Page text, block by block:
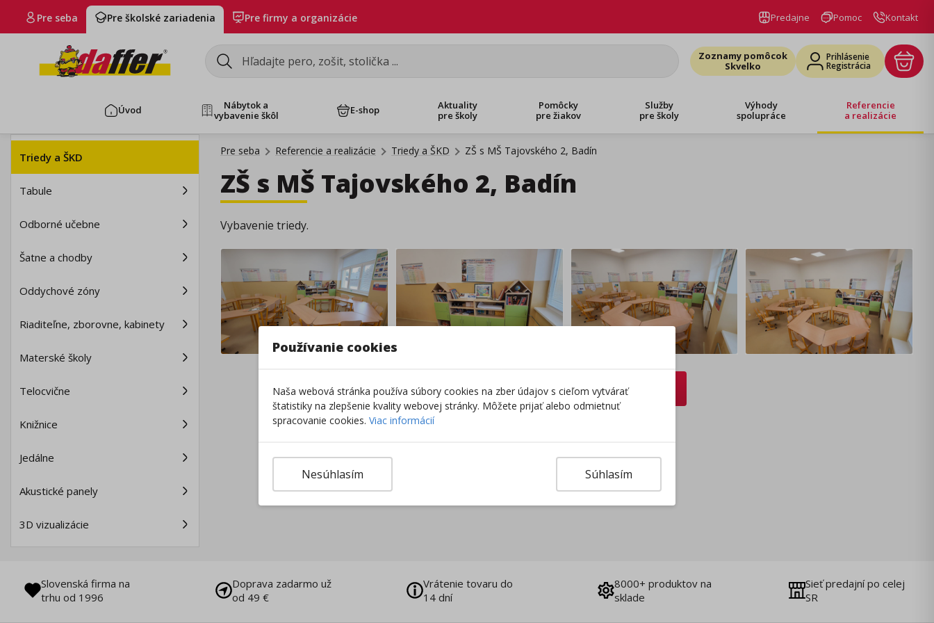
Pre seba Pre školské zariadenia Pre firmy a organizácie Predajne Pomoc Kontakt
Zoznamy pomôcok
Skvelko
Prihlásenie
Registrácia
Úvod
Nábytok a
vybavenie škôl
E-shop
Aktuality
pre školy
Pomôcky
pre žiakov
Služby
pre školy
Výhody
spolupráce
Referencie
a realizácie
Triedy a ŠKD
Tabule
Odborné učebne
Šatne a chodby
Oddychové zóny
Riaditeľne, zborovne, kabinety
Materské školy
Telocvične
Knižnice
Jedálne
Akustické panely
3D vizualizácie
Pre seba Referencie a realizácie Triedy a ŠKD ZŠ s MŠ Tajovského 2, Badín
ZŠ s MŠ Tajovského 2, Badín
Vybavenie triedy.
Nakupovať nábytok a vybavenie
Slovenská firma na
trhu od 1996
Doprava zadarmo už
od 49 €
Vrátenie tovaru do
14 dní
8000+ produktov na
sklade
Sieť predajní po celej
SR
Používanie cookies
Naša webová stránka používa súbory cookies na zber údajov s cieľom vytvárať
štatistiky na zlepšenie kvality webovej stránky. Môžete prijať alebo odmietnuť
spracovanie cookies. Viac informácií
Súhlasím
Nesúhlasím